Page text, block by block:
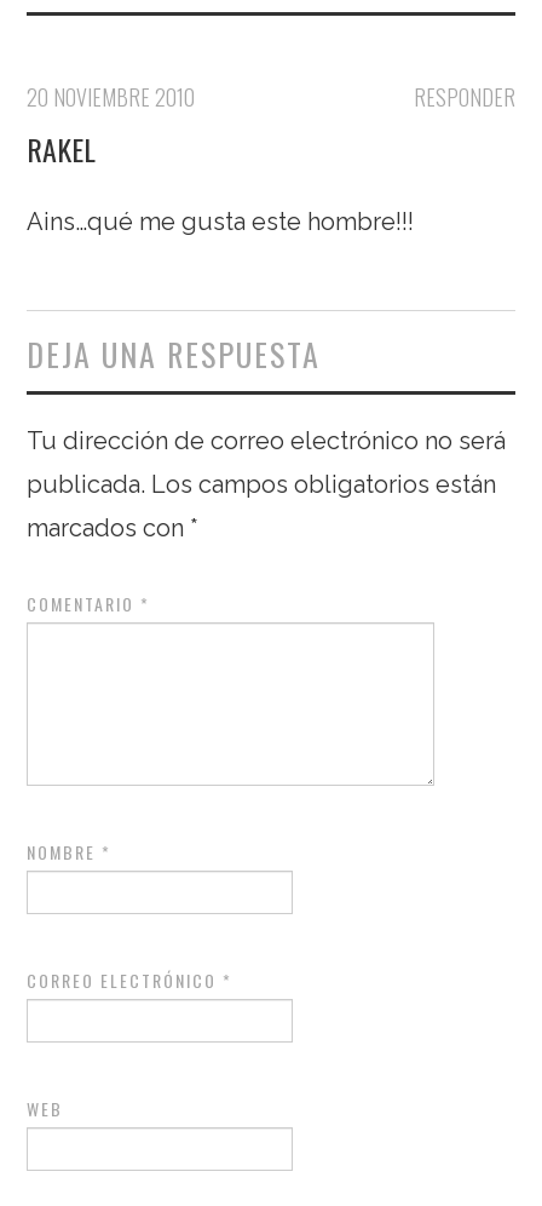
RESPONDER
20 NOVIEMBRE 2010
RAKEL
Ains…qué me gusta este hombre!!!
DEJA UNA RESPUESTA
Tu dirección de correo electrónico no será
publicada. Los campos obligatorios están
marcados con *
COMENTARIO *
NOMBRE *
CORREO ELECTRÓNICO *
WEB